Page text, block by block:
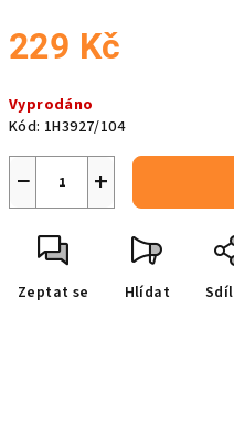
229 Kč
cena:
Vyprodáno
Kód: 1H3927/104
+
−
Zeptat se Hlídat